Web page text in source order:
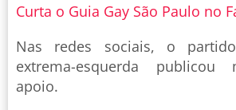
Curta o Guia Gay São Paulo no
Nas redes sociais, o
extrema-esquerda publicou
apoio.